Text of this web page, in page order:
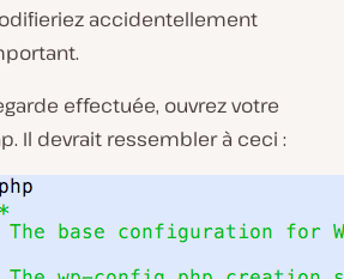
accidentellement
effectuée, ouvrez votre
Il devrait ressembler à ceci :